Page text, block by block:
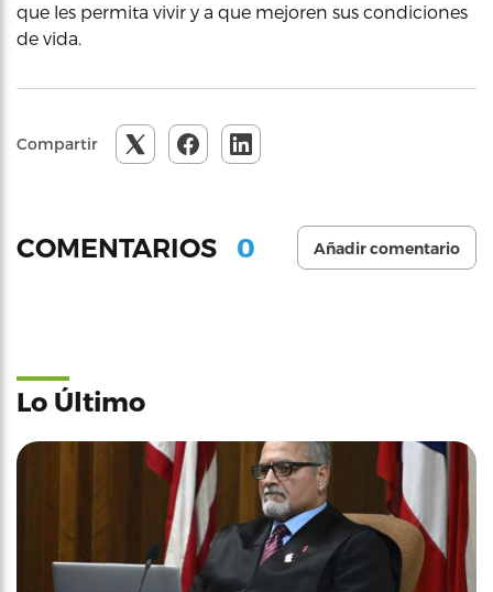
que les permita vivir y a que mejoren sus condiciones
de vida.
Compartir
COMENTARIOS 0 Añadir comentario
Lo Último